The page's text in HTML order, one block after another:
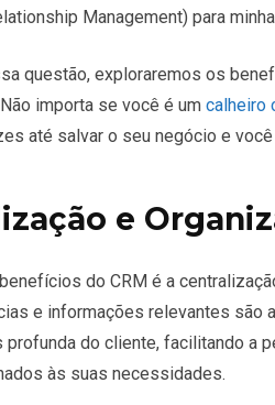
Management) para
questão, exploraremos os
importa se você é um calheiro
até salvar o seu negócio e
e
do CRM é a
e informações relevantes são
profunda do cliente, facilitando a
às suas necessidades.